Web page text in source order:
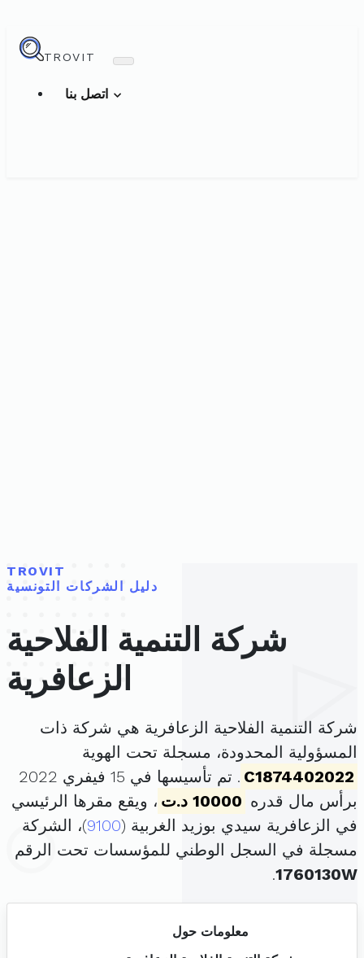
TROVIT
TROVIT
دليل الشركات التونسية
شركة التنمية الفلاحية
الزعافرية
شركة التنمية الفلاحية الزعافرية هي شركة ذات
المسؤولية المحدودة، مسجلة تحت الهوية
C1874402022
. تم تأسيسها في 15 فيفري 2022
برأس مال قدره 10000 د.ت
، ويقع مقرها الرئيسي
في الزعافرية سيدي بوزيد الغربية (9100)، الشركة
مسجلة في السجل الوطني للمؤسسات تحت الرقم
1760130W
.
معلومات حول